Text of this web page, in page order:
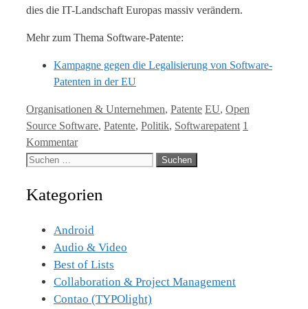
dies die IT-Landschaft Europas massiv verändern.
Mehr zum Thema Software-Patente:
Kampagne gegen die Legalisierung von Software-
Patenten in der EU
Kategorien
Organisationen & Unternehmen, Patente Tags
EU, Open
Source Software, Patente, Politik, Softwarepatent 1
Kommentar
Suche
Kategorien
Android
Audio & Video
Best of Lists
Collaboration & Project Management
Contao (TYPOlight)